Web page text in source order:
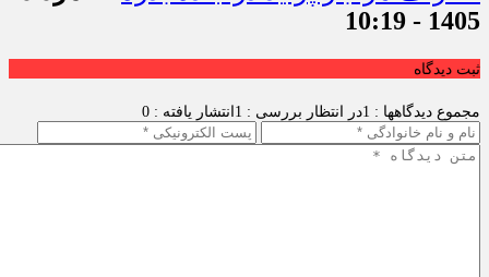
1405 - 10:19
ثبت دیدگاه
مجموع دیدگاهها : 1 در انتظار بررسی : 1 انتشار یافته : 0